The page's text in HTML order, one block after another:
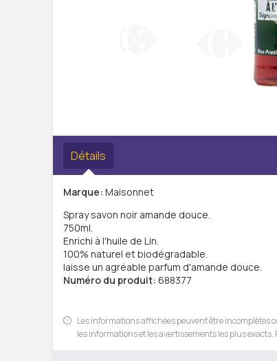
Détails
Marque: Maisonnet
Spray savon noir amande douce.
750ml.
Enrichi à l'huile de Lin.
100% naturel et biodégradable.
laisse un agréable parfum d'amande douce.
Numéro du produit: 688377
Les informations affichées peuvent être incomplètes
les informations et les avertissements les plus